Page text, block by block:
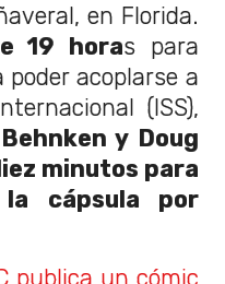
en Florida.
19 horas para
acoplarse a
(ISS),
y Doug
minutos para
cápsula por
publica un cómic